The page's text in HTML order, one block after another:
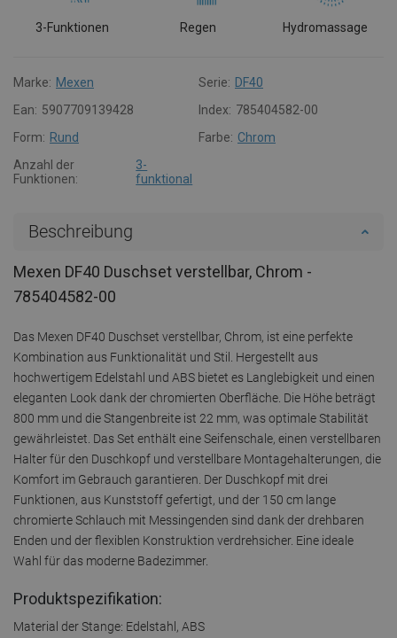
3-Funktionen Regen Hydromassage
Marke: Mexen Serie: DF40
Ean: 5907709139428 Index: 785404582-00
Form: Rund Farbe: Chrom
Anzahl der
Funktionen:
3-
funktional
Beschreibung
Mexen DF40 Duschset verstellbar, Chrom -
785404582-00
Das Mexen DF40 Duschset verstellbar, Chrom, ist eine perfekte
Kombination aus Funktionalität und Stil. Hergestellt aus
hochwertigem Edelstahl und ABS bietet es Langlebigkeit und einen
eleganten Look dank der chromierten Oberfläche. Die Höhe beträgt
800 mm und die Stangenbreite ist 22 mm, was optimale Stabilität
gewährleistet. Das Set enthält eine Seifenschale, einen verstellbaren
Halter für den Duschkopf und verstellbare Montagehalterungen, die
Komfort im Gebrauch garantieren. Der Duschkopf mit drei
Funktionen, aus Kunststoff gefertigt, und der 150 cm lange
chromierte Schlauch mit Messingenden sind dank der drehbaren
Enden und der flexiblen Konstruktion verdrehsicher. Eine ideale
Wahl für das moderne Badezimmer.
Produktspezifikation:
Material der Stange: Edelstahl, ABS